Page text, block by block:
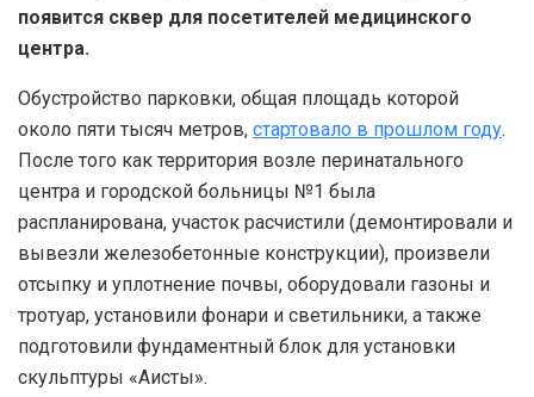
появится сквер для посетителей медицинского
центра.
Обустройство парковки, общая площадь которой
около пяти тысяч метров, стартовало в прошлом году.
После того как территория возле перинатального
центра и городской больницы №1 была
распланирована, участок расчистили (демонтировали и
вывезли железобетонные конструкции), произвели
отсыпку и уплотнение почвы, оборудовали газоны и
тротуар, установили фонари и светильники, а также
подготовили фундаментный блок для установки
скульптуры «Аисты».